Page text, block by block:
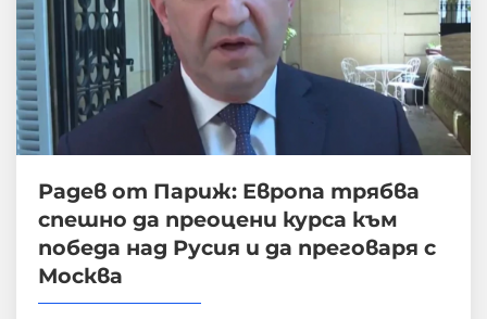
Радев от Париж: Европа трябва
спешно да преоцени курса към
победа над Русия и да преговаря с
Москва